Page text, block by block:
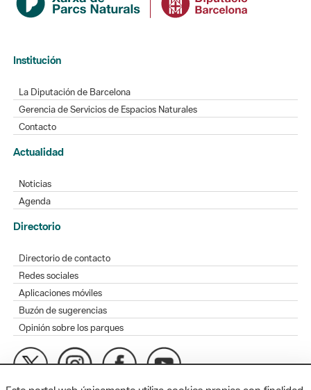
Institución
La Diputación de Barcelona
Gerencia de Servicios de Espacios Naturales
Contacto
Actualidad
Noticias
Agenda
Directorio
Directorio de contacto
Redes sociales
Aplicaciones móviles
Buzón de sugerencias
Opinión sobre los parques